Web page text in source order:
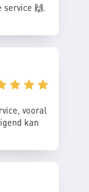
service 🙌.
vooral
kan